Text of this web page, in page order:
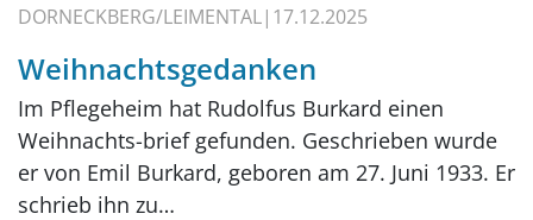
DORNECKBERG/LEIMENTAL 17.12.2025
Weihnachtsgedanken
Im Pflegeheim hat Rudolfus Burkard einen
Weihnachts-brief gefunden. Geschrieben wurde
er von Emil Burkard, geboren am 27. Juni 1933. Er
schrieb ihn zu…